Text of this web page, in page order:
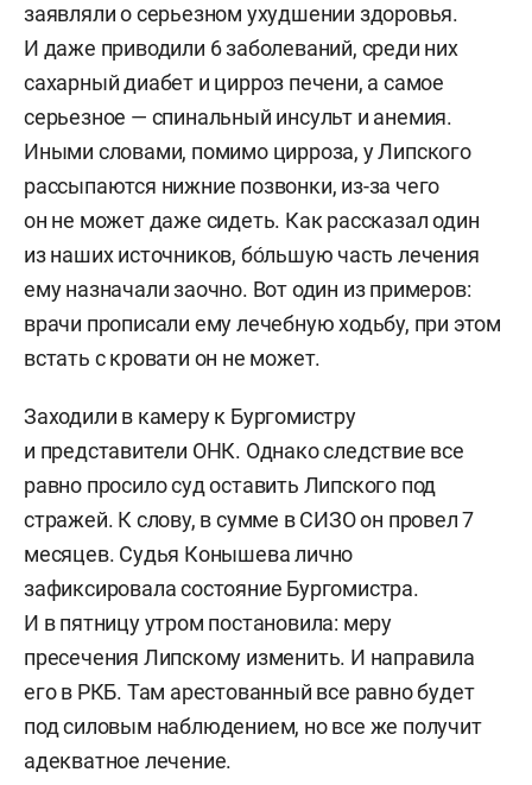
заявляли о серьезном ухудшении здоровья.
И даже приводили 6 заболеваний, среди них
сахарный диабет и цирроз печени, а самое
серьезное — спинальный инсульт и анемия.
Иными словами, помимо цирроза, у Липского
рассыпаются нижние позвонки, из-за чего
он не может даже сидеть. Как рассказал один
из наших источников, бо́льшую часть лечения
ему назначали заочно. Вот один из примеров:
врачи прописали ему лечебную ходьбу, при этом
встать с кровати он не может.
Заходили в камеру к Бургомистру
и представители ОНК. Однако следствие все
равно просило суд оставить Липского под
стражей. К слову, в сумме в СИЗО он провел 7
месяцев. Судья Конышева лично
зафиксировала состояние Бургомистра.
И в пятницу утром постановила: меру
пресечения Липскому изменить. И направила
его в РКБ. Там арестованный все равно будет
под силовым наблюдением, но все же получит
адекватное лечение.